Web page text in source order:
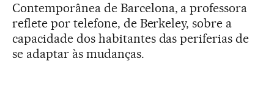
Contemporânea de Barcelona, a professora
reflete por telefone, de Berkeley, sobre a
capacidade dos habitantes das periferias de
se adaptar às mudanças.